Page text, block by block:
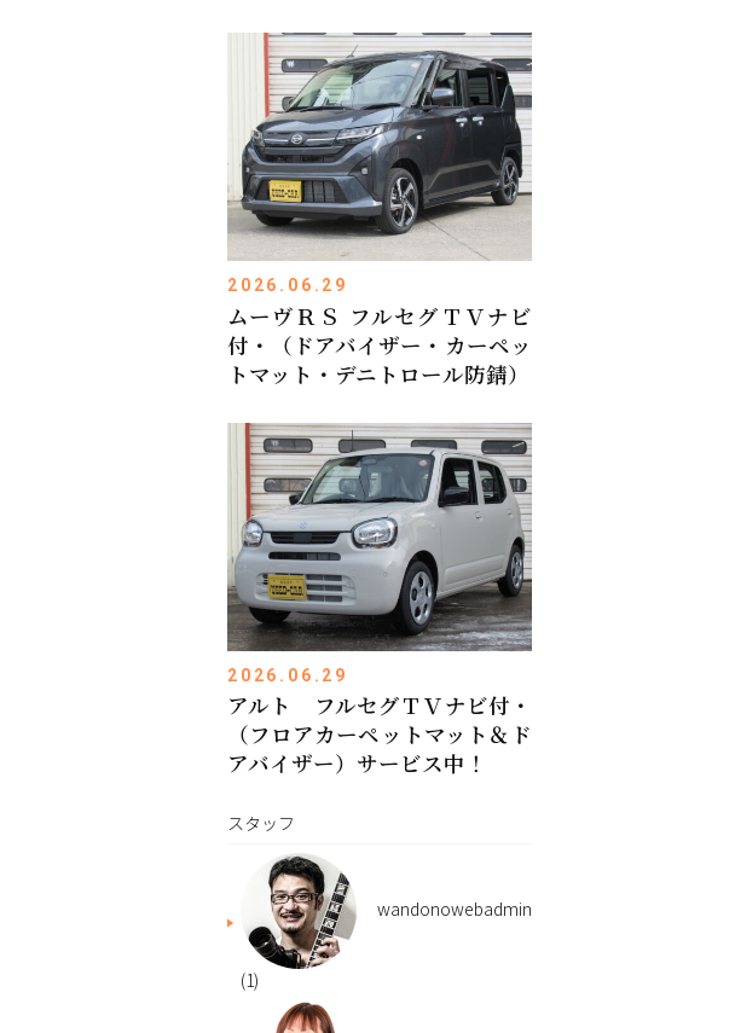
2026.06.29
ムーヴＲＳ フルセグＴＶナビ
付・（ドアバイザー・カーペッ
トマット・デニトロール防錆）
2026.06.29
アルト フルセグＴＶナビ付・
（フロアカーペットマット＆ド
アバイザー）サービス中！
スタッフ
wandonowebadmin
(1)